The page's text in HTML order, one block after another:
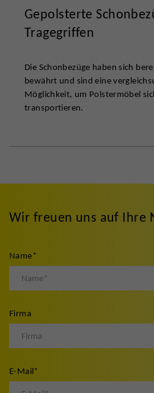
Gepolsterte
Tragegriffen
Die Schonbezüge haben sich
bewährt und sind eine
Möglichkeit, um Polstermöbel
transportieren.
Wir freuen uns auf Ihre
Name*
Firma
E-Mail*